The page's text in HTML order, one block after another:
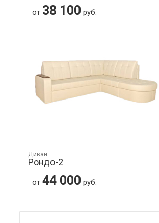
от 38 100 руб.
Диван
Рондо-2
от 44 000 руб.